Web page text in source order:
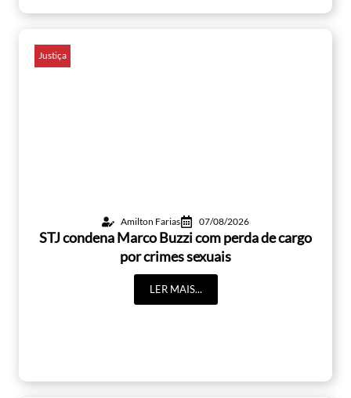
Justiça
Amilton Farias 07/08/2026
STJ condena Marco Buzzi com perda de cargo
por crimes sexuais
LER MAIS...